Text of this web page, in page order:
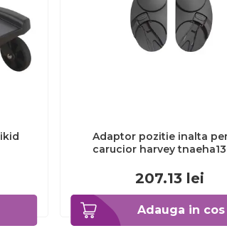
Adauga in cos
Adaptor pozitie inalta
carucior harvey
207.13 lei